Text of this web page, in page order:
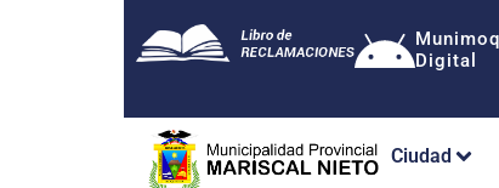
Munimoq
Digital
Ciudad